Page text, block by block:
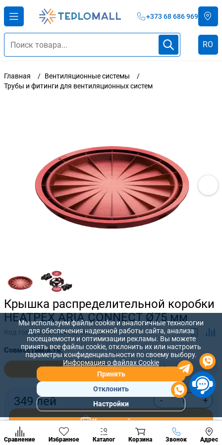
+373 68 686 969
RO
Главная
Вентиляционные системы
Трубы и фитинги для вентиляционных систем
Крышка распределительной коробки
HEATPEX ARIA CONNECT Ø75 мм
Код товара:52410400100W75
Совместимость:
Ø75 мм Ø90 мм
349 лей - +
Купить сейчас
Сравнение Избранное Каталог Корзина Звонок Адрес
Позвонить
разделы
Мы используем файлы cookie и аналогичные технологии
для обеспечения надежной работы сайта, анализа
посещаемости и оптимизации рекламы. Вы можете
принять все файлы cookie, отклонить их или настроить
параметры конфиденциальности по своему выбору.
Информация о файлах Cookie
Принять
Отклонить
Настройки